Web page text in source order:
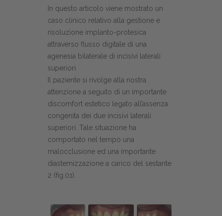
In questo articolo viene mostrato un
caso clinico relativo alla gestione e
risoluzione implanto-protesica
attraverso flusso digitale di una
agenesia bilaterale di incisivi laterali
superiori.
Il paziente si rivolge alla nostra
attenzione a seguito di un importante
discomfort estetico legato all’assenza
congenita dei due incisivi laterali
superiori. Tale situazione ha
comportato nel tempo una
malocclusione ed una importante
diastemizzazione a carico del sestante
2 (fig.01).